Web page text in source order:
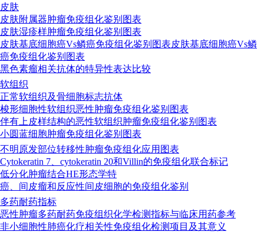
皮肤
皮肤附属器肿瘤免疫组化鉴别图表
皮肤湿疹样肿瘤免疫组化鉴别图表
皮肤基底细胞癌Vs鳞癌免疫组化鉴别图表皮肤基底细胞癌Vs鳞
癌免疫组化鉴别图表
黑色素瘤相关抗体的特异性表达比较
软组织
正常软组织及骨细胞标志抗体
梭形细胞性软组织恶性肿瘤免疫组化鉴别图表
伴有上皮样结构的恶性软组织肿瘤免疫组化鉴别图表
小圆蓝细胞肿瘤免疫组化鉴别图表
不明原发部位转移性肿瘤免疫组化应用图表
Cytokeratin 7、cytokeratin 20和Villin的免疫组化联合标记
低分化肿瘤结合HE形态学特
癌、间皮瘤和反应性间皮细胞的免疫组化鉴别
多药耐药指标
恶性肿瘤多药耐药免疫组织化学检测指标与临床用药参考
非小细胞性肺癌化疗相关性免疫组化检测项目及其意义